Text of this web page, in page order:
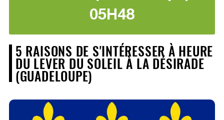
05H48
5 RAISONS DE S'INTÉRESSER À HEURE
DU LEVER DU SOLEIL À LA DÉSIRADE
(GUADELOUPE)